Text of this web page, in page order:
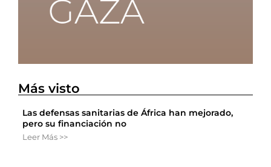
Más visto
Las defensas sanitarias de África han mejorado,
pero su financiación no
Leer Más >>